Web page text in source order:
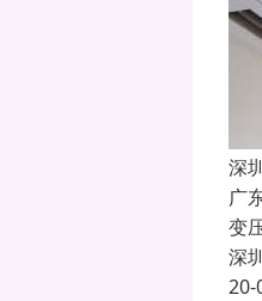
深
广
变
深
20-